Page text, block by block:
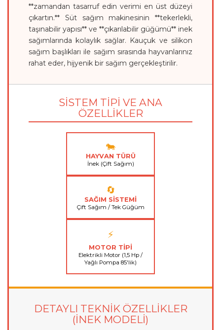
**zamandan tasarruf edin verimi en üst düzeyi
çıkartın.** Süt sağım makinesinin **tekerlekli,
taşınabilir yapısı** ve **çıkarılabilir güğümü** inek
sağımlarında kolaylık sağlar. Kauçuk ve silikon
sağım başlıkları ile sağım sırasında hayvanlarınız
rahat eder, hijyenik bir sağım gerçekleştirilir.
SİSTEM TİPİ VE ANA
ÖZELLİKLER
🐄
HAYVAN TÜRÜ
İnek (Çift Sağım)
🔄
SAĞIM SİSTEMİ
Çift Sağım / Tek Güğüm
⚡
MOTOR TİPİ
Elektrikli Motor (1,5 Hp /
Yağlı Pompa 85'lik)
DETAYLI TEKNİK ÖZELLİKLER
(İNEK MODELİ)